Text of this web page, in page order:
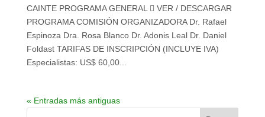
CAINTE PROGRAMA GENERAL  VER / DESCARGAR
PROGRAMA COMISIÓN ORGANIZADORA Dr. Rafael
Espinoza Dra. Rosa Blanco Dr. Adonis Leal Dr. Daniel
Foldast TARIFAS DE INSCRIPCIÓN (INCLUYE IVA)
Especialistas: US$ 60,00...
« Entradas más antiguas